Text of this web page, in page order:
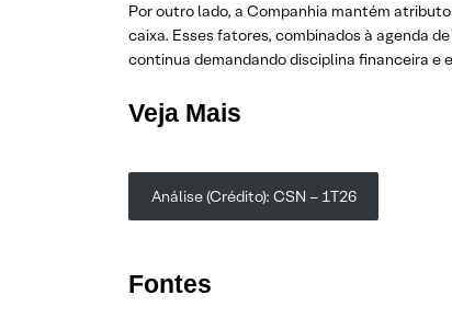
Por outro lado, a Companhia mantém
caixa. Esses fatores, combinados à agenda
continua demandando disciplina financeira
Veja Mais
Análise (Crédito): CSN – 1T26
Fontes